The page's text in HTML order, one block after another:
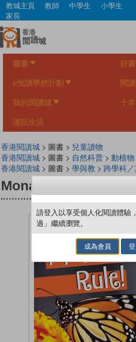
Skip
main
content
教城主頁 教師 中學生
小學生
家長
圖書 好
e悅讀學校計劃 閱
我的閱讀城 十
漫話生活
香港閱讀城> 圖書 > 兒童讀物
香港閱讀城> 圖書 > 自然科普> 動植物
香港閱讀城> 圖書 > 學與教 > 跨學科
Monarchs Rule!
請登入以享受個人化閱讀體驗
過」繼續瀏覽。
成為會員